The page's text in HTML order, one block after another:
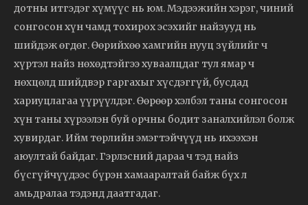
дотны итгэдэг хүмүүс нь юм. Мэдээжийн хэрэг, чиний
сонгосон хүн чамд тохирох эсэхийг найзууд нь
шийдэж өгдөг. Өөрийхөө хамгийн нууц зүйлийг ч
хүртэл найз нөхөдтэйгээ хуваалцдаг тул ямар ч
нөхцөлд шийдвэр гаргахыг хүсдэггүй, бусдад
хариуцлагаа үүрүүлдэг. Өөрөөр хэлбэл таны сонгосон
хүн таны хүрээлэн буй орчны бодит заналхийлэл болж
хувирдаг. Ийм төрлийн эмэгтэйчүүд нь ихээхэн
аюултай байдаг. Гэрлэсний дараа ч тэд найз
бүсгүйчүүдээс бүрэн хамааралтай байж бүх л
амьдралаа тэдэнд даатгадаг.